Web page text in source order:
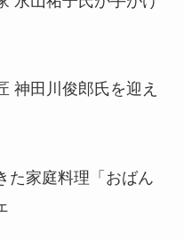
神田川俊郎氏を迎え
た家庭料理「おばん